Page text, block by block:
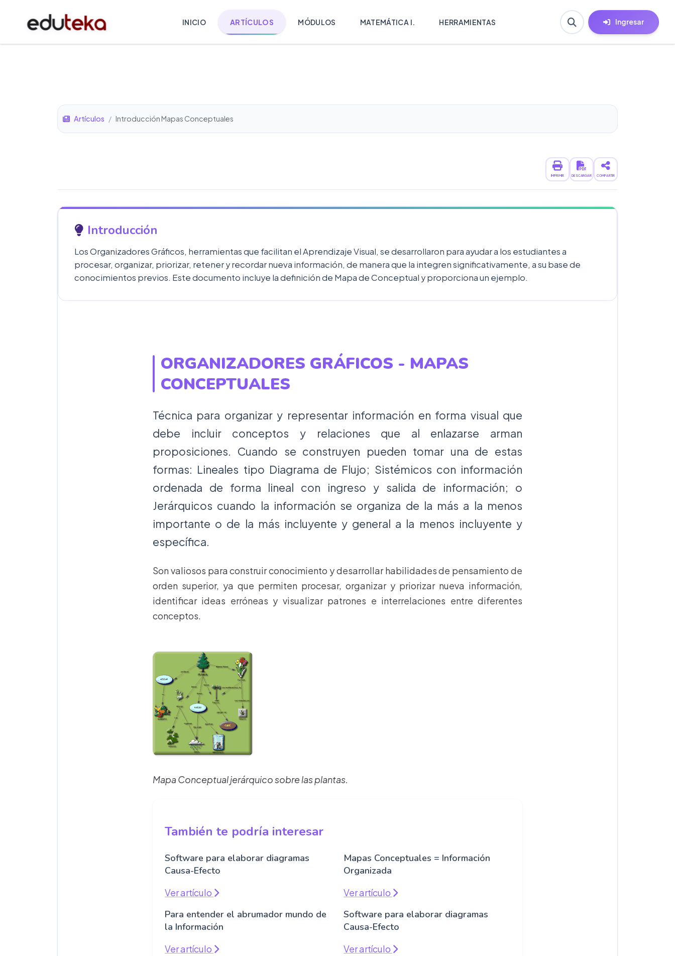
INICIO ARTÍCULOS MÓDULOS MATEMÁTICA I. HERRAMIENTAS Ingresar
Artículos / Introducción Mapas Conceptuales
IMPRIMIR DESCARGAR COMPARTIR
Introducción
Los Organizadores Gráficos, herramientas que facilitan el Aprendizaje Visual, se desarrollaron para ayudar a los estudiantes a
procesar, organizar, priorizar, retener y recordar nueva información, de manera que la integren significativamente, a su base de
conocimientos previos. Este documento incluye la definición de Mapa de Conceptual y proporciona un ejemplo.
ORGANIZADORES GRÁFICOS - MAPAS
CONCEPTUALES
Técnica para organizar y representar información en forma visual que
debe incluir conceptos y relaciones que al enlazarse arman
proposiciones. Cuando se construyen pueden tomar una de estas
formas: Lineales tipo Diagrama de Flujo; Sistémicos con información
ordenada de forma lineal con ingreso y salida de información; o
Jerárquicos cuando la información se organiza de la más a la menos
importante o de la más incluyente y general a la menos incluyente y
específica.
Son valiosos para construir conocimiento y desarrollar habilidades de pensamiento de
orden superior, ya que permiten procesar, organizar y priorizar nueva información,
identificar ideas erróneas y visualizar patrones e interrelaciones entre diferentes
conceptos.
Mapa Conceptual jerárquico sobre las plantas.
También te podría interesar
Software para elaborar diagramas
Causa-Efecto
Ver artículo
Mapas Conceptuales = Información
Organizada
Ver artículo
Para entender el abrumador mundo de
la Información
Ver artículo
Software para elaborar diagramas
Causa-Efecto
Ver artículo